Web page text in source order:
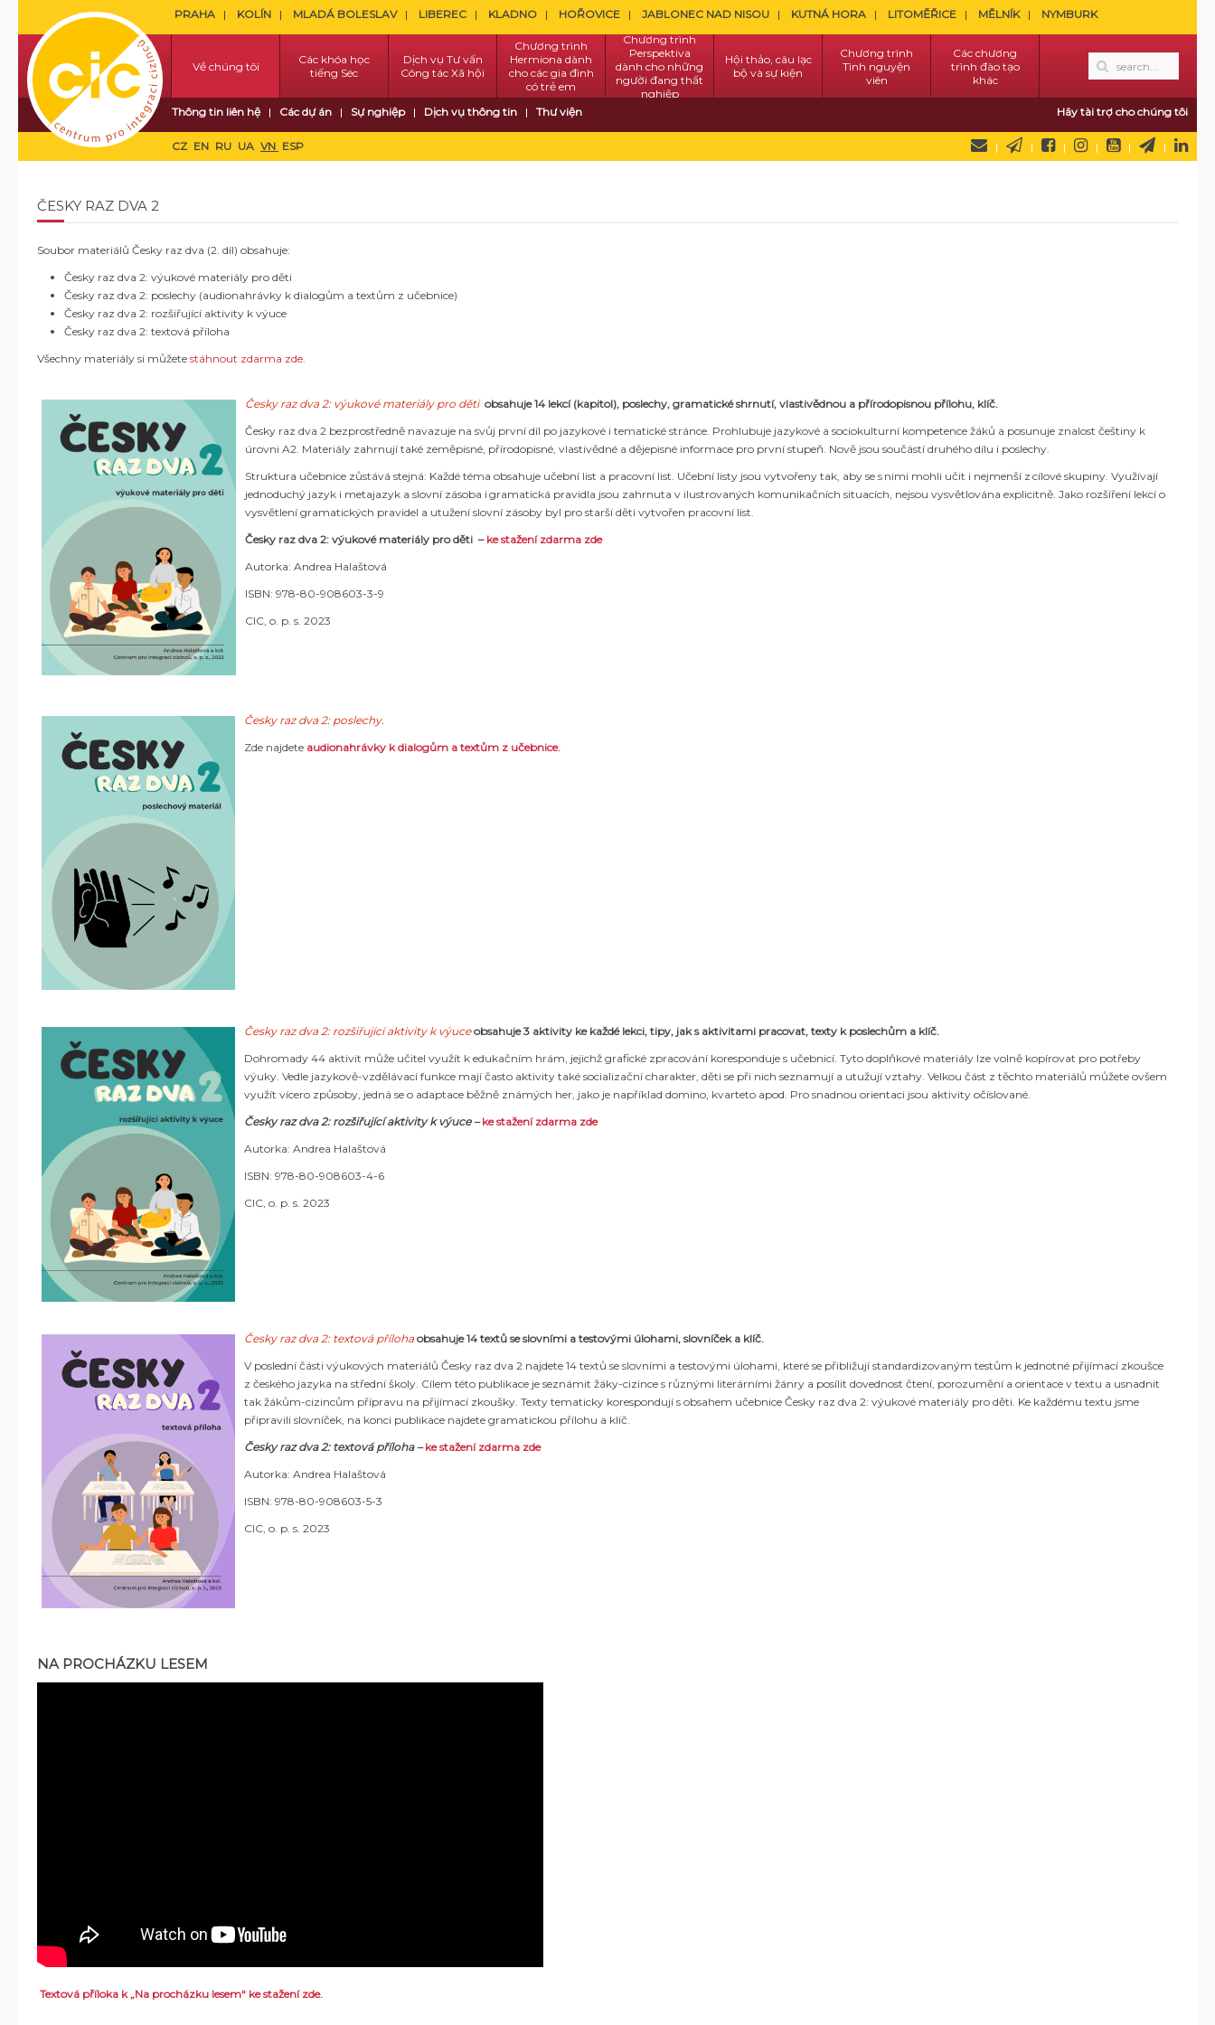
PRAHA KOLÍN MLADÁ BOLESLAV LIBEREC KLADNO HOŘOVICE JABLONEC NAD NISOU KUTNÁ HORA LITOMĚŘICE MĚLNÍK NYMBURK
Về chúng tôi
Các khóa học
tiếng Séc
Dịch vụ Tư vấn
Công tác Xã hội
Chương trình
Hermiona dành
cho các gia đình
có trẻ em
Chương trình
Perspektiva
dành cho những
người đang thất
nghiệp
Hội thảo, câu lạc
bộ và sự kiện
Chương trình
Tình nguyện
viên
Các chương
trình đào tạo
khác
Thông tin liên hệ Các dự án Sự nghiệp Dịch vụ thông tin Thư viện Hãy tài trợ cho chúng tôi
CZ EN RU UA VN ESP
ČESKY RAZ DVA 2
Soubor materiálů Česky raz dva (2. díl) obsahuje:
Česky raz dva 2: výukové materiály pro děti
Česky raz dva 2: poslechy (audionahrávky k dialogům a textům z učebnice)
Česky raz dva 2: rozšiřující aktivity k výuce
Česky raz dva 2: textová příloha
Všechny materiály si můžete stáhnout zdarma zde.
Česky raz dva 2: výukové materiály pro dětiobsahuje 14 lekcí (kapitol), poslechy, gramatické shrnutí, vlastivědnou a přírodopisnou přílohu, klíč.
Česky raz dva 2 bezprostředně navazuje na svůj první díl po jazykové i tematické stránce. Prohlubuje jazykové a sociokulturní kompetence žáků a posunuje znalost češtiny k
úrovni A2. Materiály zahrnují také zeměpisné, přírodopisné, vlastivědné a dějepisné informace pro první stupeň. Nově jsou součástí druhého dílu i poslechy.
Struktura učebnice zůstává stejná: Každé téma obsahuje učební list a pracovní list. Učební listy jsou vytvořeny tak, aby se s nimi mohli učit i nejmenší z cílové skupiny. Využívají
jednoduchý jazyk i metajazyk a slovní zásoba i gramatická pravidla jsou zahrnuta v ilustrovaných komunikačních situacích, nejsou vysvětlována explicitně. Jako rozšíření lekcí o
vysvětlení gramatických pravidel a utužení slovní zásoby byl pro starší děti vytvořen pracovní list.
Česky raz dva 2: výukové materiály pro děti – ke stažení zdarma zde
Autorka: Andrea Halaštová
ISBN: 978-80-908603-3-9
CIC, o. p. s. 2023
Česky raz dva 2: poslechy.
Zde najdete audionahrávky k dialogům a textům z učebnice.
Česky raz dva 2: rozšiřující aktivity k výuceobsahuje 3 aktivity ke každé lekci, tipy, jak s aktivitami pracovat, texty k poslechům a klíč.
Dohromady 44 aktivit může učitel využít k edukačním hrám, jejichž grafické zpracování koresponduje s učebnicí. Tyto doplňkové materiály lze volně kopírovat pro potřeby
výuky. Vedle jazykově-vzdělávací funkce mají často aktivity také socializační charakter, děti se při nich seznamují a utužují vztahy. Velkou část z těchto materiálů můžete ovšem
využít vícero způsoby, jedná se o adaptace běžně známých her, jako je například domino, kvarteto apod. Pro snadnou orientaci jsou aktivity očíslované.
Česky raz dva 2: rozšiřující aktivity k výuce–ke stažení zdarma zde
Autorka: Andrea Halaštová
ISBN: 978-80-908603-4-6
CIC, o. p. s. 2023
Česky raz dva 2: textová příloha obsahuje 14 textů se slovními a testovými úlohami, slovníček a klíč.
V poslední části výukových materiálů Česky raz dva 2 najdete 14 textů se slovními a testovými úlohami, které se přibližují standardizovaným testům k jednotné přijímací zkoušce
z českého jazyka na střední školy. Cílem této publikace je seznámit žáky-cizince s různými literárními žánry a posílit dovednost čtení, porozumění a orientace v textu a usnadnit
tak žákům-cizincům přípravu na přijímací zkoušky. Texty tematicky korespondují s obsahem učebnice Česky raz dva 2: výukové materiály pro děti. Ke každému textu jsme
připravili slovníček, na konci publikace najdete gramatickou přílohu a klíč.
Česky raz dva 2: textová příloha –ke stažení zdarma zde
Autorka: Andrea Halaštová
ISBN: 978-80-908603-5-3
CIC, o. p. s. 2023
NA PROCHÁZKU LESEM
Textová příloka k „Na procházku lesem“ ke stažení zde.